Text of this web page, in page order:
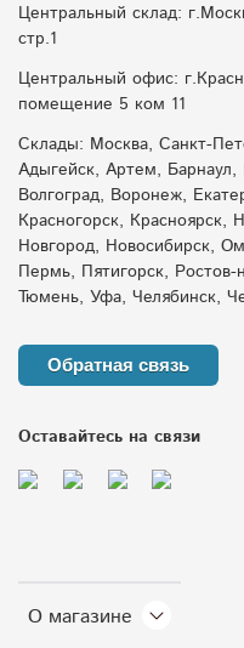
О магазине
Центральный склад:
стр.1
Центральный офис:
помещение 5 ком 11
Склады: Москва, Санкт-
Адыгейск, Артем, Барнаул,
Волгоград, Воронеж,
Красногорск,
Новгород, Новосибирск,
Пермь, Пятигорск,
Тюмень, Уфа, Челябинск,
Обратная связь
Оставайтесь на связи